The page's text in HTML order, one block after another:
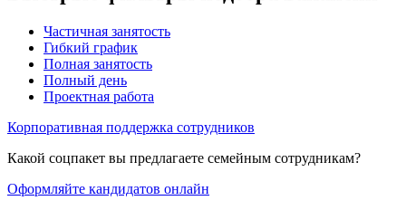
Частичная занятость
Гибкий график
Полная занятость
Полный день
Проектная работа
Корпоративная поддержка сотрудников
Какой соцпакет вы предлагаете семейным сотрудникам?
Оформляйте кандидатов онлайн